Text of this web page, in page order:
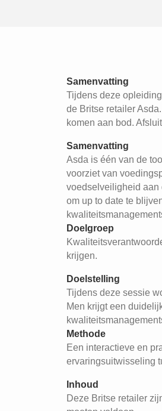
Samenvatting
Tijdens deze
de Britse retailer
komen aan bod.
Samenvatting
Asda is één van de
voorziet van
voedselveiligheid aan
om up to date te
Doelgroep
krijgen.
Doelstelling
Tijdens deze sessie
Men krijgt een
Methode
Een interactieve en
ervaringsuitwisseling
Inhoud
Deze Britse retailer